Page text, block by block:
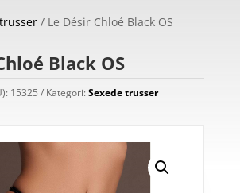
/ Le Désir Chloé Black OS
Black OS
15325 Kategori: Sexede trusser